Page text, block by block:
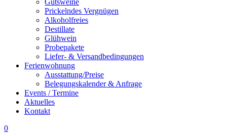
Gutsweine
Prickelndes Vergnügen
Alkoholfreies
Destillate
Glühwein
Probepakete
Liefer- & Versandbedingungen
Ferienwohnung
Ausstattung/Preise
Belegungskalender & Anfrage
Events / Termine
Aktuelles
Kontakt
0